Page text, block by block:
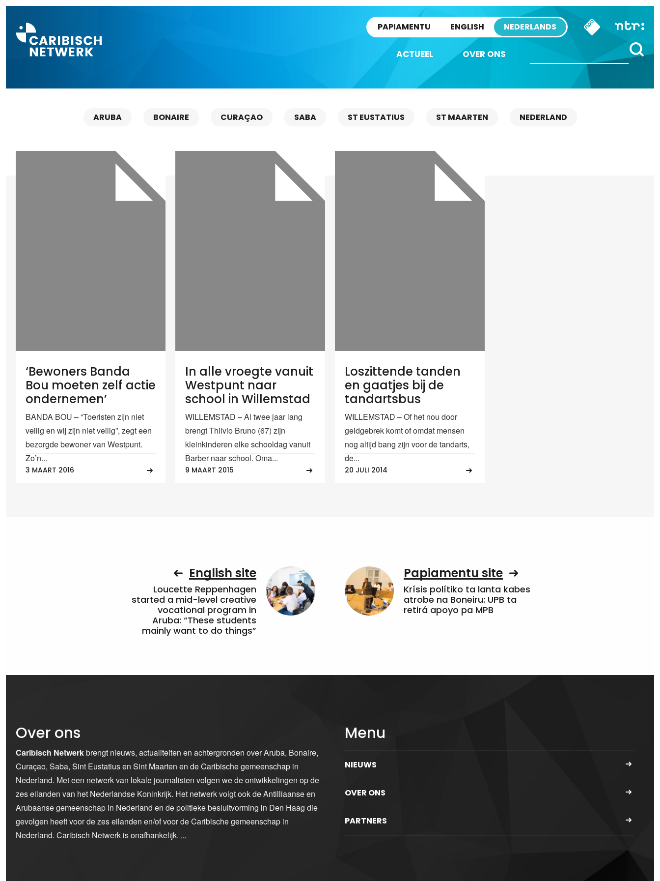
PAPIAMENTU ENGLISH NEDERLANDS
ACTUEEL OVER ONS
ARUBA BONAIRE CURAÇAO SABA ST EUSTATIUS ST MAARTEN NEDERLAND
‘Bewoners Banda
Bou moeten zelf actie
ondernemen’
BANDA BOU – “Toeristen zijn niet
veilig en wij zijn niet veilig”, zegt een
bezorgde bewoner van Westpunt.
Zo’n...
3 MAART 2016
In alle vroegte vanuit
Westpunt naar
school in Willemstad
WILLEMSTAD – Al twee jaar lang
brengt Thilvio Bruno (67) zijn
kleinkinderen elke schooldag vanuit
Barber naar school. Oma...
9 MAART 2015
Loszittende tanden
en gaatjes bij de
tandartsbus
WILLEMSTAD – Of het nou door
geldgebrek komt of omdat mensen
nog altijd bang zijn voor de tandarts,
de...
20 JULI 2014
English site
Loucette Reppenhagen
started a mid-level creative
vocational program in
Aruba: “These students
mainly want to do things”
Papiamentu site
Krísis polítiko ta lanta kabes
atrobe na Boneiru: UPB ta
retirá apoyo pa MPB
Over ons
Caribisch Netwerkbrengt nieuws, actualiteiten en achtergronden over Aruba, Bonaire,
Curaçao, Saba, Sint Eustatius en Sint Maarten en de Caribische gemeenschap in
Nederland. Met een netwerk van lokale journalisten volgen we de ontwikkelingen op de
zes eilanden van het Nederlandse Koninkrijk. Het netwerk volgt ook de Antilliaanse en
Arubaanse gemeenschap in Nederland en de politieke besluitvorming in Den Haag die
gevolgen heeft voor de zes eilanden en/of voor de Caribische gemeenschap in
Nederland. Caribisch Netwerk is onafhankelijk. ...
Menu
NIEUWS
OVER ONS
PARTNERS